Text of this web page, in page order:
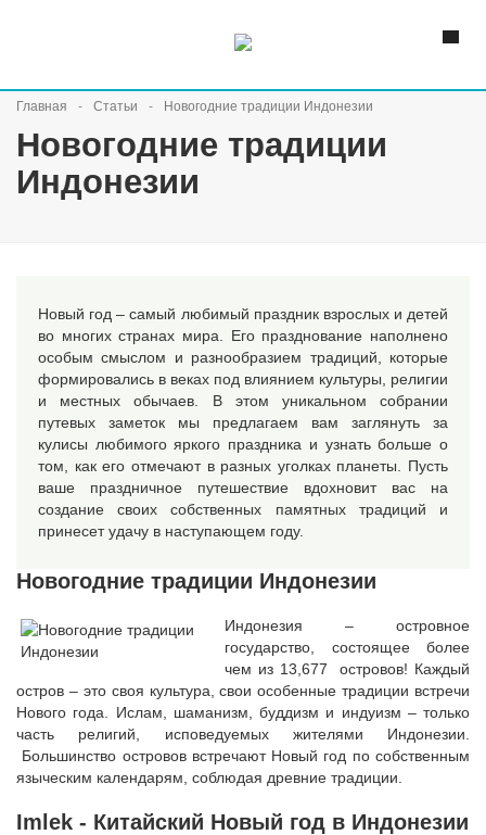
Главная Статьи Новогодние традиции Индонезии
Новогодние традиции
Индонезии
Новый год – самый любимый праздник взрослых и детей
во многих странах мира. Его празднование наполнено
особым смыслом и разнообразием традиций, которые
формировались в веках под влиянием культуры, религии
и местных обычаев. В этом уникальном собрании
путевых заметок мы предлагаем вам заглянуть за
кулисы любимого яркого праздника и узнать больше о
том, как его отмечают в разных уголках планеты. Пусть
ваше праздничное путешествие вдохновит вас на
создание своих собственных памятных традиций и
принесет удачу в наступающем году.
Новогодние традиции Индонезии
Индонезия – островное
государство, состоящее более
чем из 13,677 островов! Каждый
остров – это своя культура, свои особенные традиции встречи
Нового года. Ислам, шаманизм, буддизм и индуизм – только
часть религий, исповедуемых жителями Индонезии.
Большинство островов встречают Новый год по собственным
языческим календарям, соблюдая древние традиции.
Imlek - Китайский Новый год в Индонезии